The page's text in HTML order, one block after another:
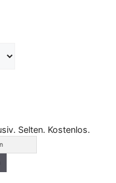
Selten. Kostenlos.